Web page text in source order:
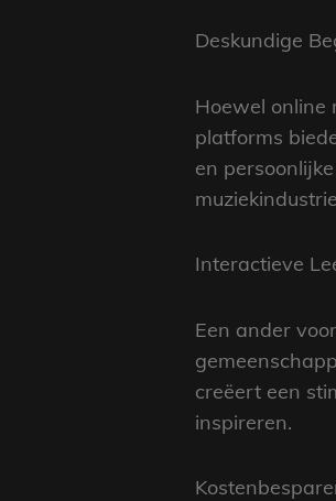
Deskundige
Hoewel online
platforms
en
Interactieve
Een ander
creëert een
inspireren.